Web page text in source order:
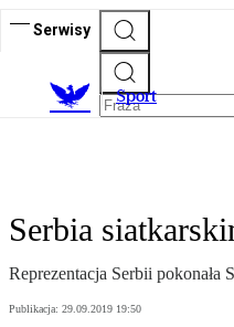
Serwisy
Sport
Serbia
Reprezentacja Serbii pokonała
Publikacja: 29.09.2019 19:50